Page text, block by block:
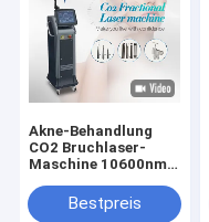
Akne-Behandlung
CO2 Bruchlaser-
Maschine 10600nm
Bestpreis